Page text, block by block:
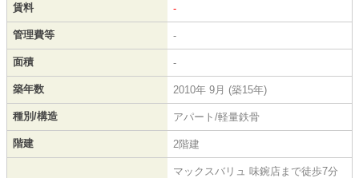
賃料 -
管理費等 -
面積 -
築年数 2010年 9月 (築15年)
種別/構造 アパート/軽量鉄骨
階建 2階建
マックスバリュ 味鋺店まで徒歩7分